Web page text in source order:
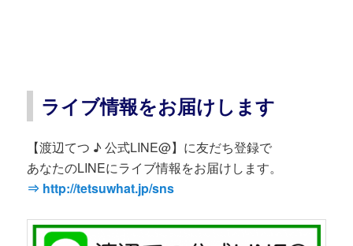
ライブ情報をお届けします
【渡辺てつ ♪ 公式LINE@】に友だち登録で
あなたのLINEにライブ情報をお届けします。
⇒ http://tetsuwhat.jp/sns